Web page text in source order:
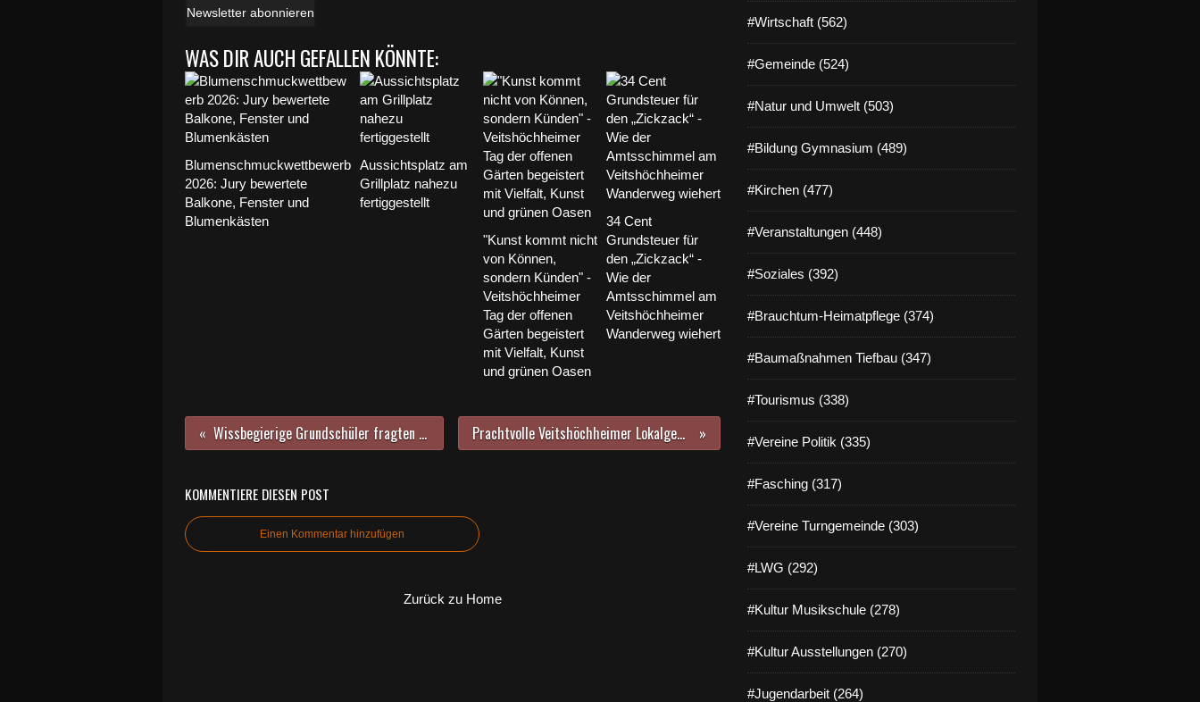
Newsletter abonnieren
WAS DIR AUCH GEFALLEN KÖNNTE:
Blumenschmuckwettbewerb
2026: Jury bewertete
Balkone, Fenster und
Blumenkästen
Aussichtsplatz am
Grillplatz nahezu
fertiggestellt
"Kunst kommt nicht
von Können,
sondern Künden" -
Veitshöchheimer
Tag der offenen
Gärten begeistert
mit Vielfalt, Kunst
und grünen Oasen
34 Cent
Grundsteuer für
den „Zickzack“ -
Wie der
Amtsschimmel am
Veitshöchheimer
Wanderweg wiehert
Wissbegierige Grundschüler fragten dem Bürgermeister und Rathausbediensteten Löcher in den Bauch Prachtvolle Veitshöchheimer Lokalgeflügelschau - 5 mal Höchstnote Vorzüglich und 18 mal Hervorragend
KOMMENTIERE DIESEN POST
Einen Kommentar hinzufügen
Zurück zu Home
#Wirtschaft (562)
#Gemeinde (524)
#Natur und Umwelt (503)
#Bildung Gymnasium (489)
#Kirchen (477)
#Veranstaltungen (448)
#Soziales (392)
#Brauchtum-Heimatpflege (374)
#Baumaßnahmen Tiefbau (347)
#Tourismus (338)
#Vereine Politik (335)
#Fasching (317)
#Vereine Turngemeinde (303)
#LWG (292)
#Kultur Musikschule (278)
#Kultur Ausstellungen (270)
#Jugendarbeit (264)